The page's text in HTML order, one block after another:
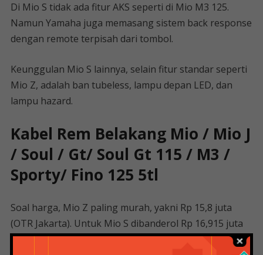
Di Mio S tidak ada fitur AKS seperti di Mio M3 125.
Namun Yamaha juga memasang sistem back response
dengan remote terpisah dari tombol.
Keunggulan Mio S lainnya, selain fitur standar seperti
Mio Z, adalah ban tubeless, lampu depan LED, dan
lampu hazard.
Kabel Rem Belakang Mio / Mio J
/ Soul / Gt/ Soul Gt 115 / M3 /
Sporty/ Fino 125 5tl
Soal harga, Mio Z paling murah, yakni Rp 15,8 juta
(OTR Jakarta). Untuk Mio S dibanderol Rp 16,915 juta
(OTR Jakarta). Harga tertinggi Mio M3 125 di pasaran